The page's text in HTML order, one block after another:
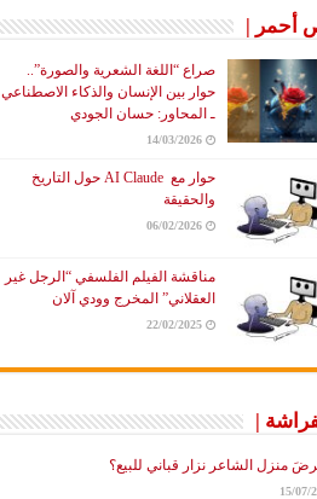
أحمر |
صراع “اللغة الشعرية والصورة”..
حوار بين الإنسان والذكاء الاصطناعي
ـ المحاور: حسان الجودي
14/03/2026
حوار مع AI Claude حول التاريخ
والحقيقة
06/02/2026
مناقشة الفيلم الفلسفي “الرجل غير
العقلاني” المخرج وودي آلان
22/02/2025
|
منزل الشاعر نزار قباني للبيع؟
15/07/